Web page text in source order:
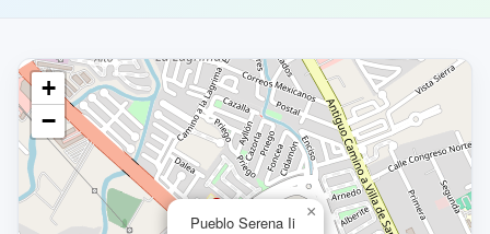
Pueblo Serena Ii
×
+
−